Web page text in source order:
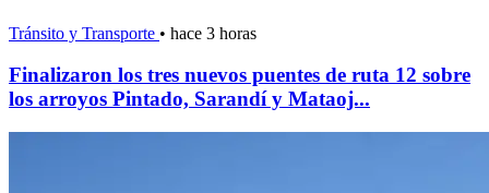
Tránsito y Transporte • hace 3 horas
Finalizaron los tres nuevos puentes de ruta 12 sobre
los arroyos Pintado, Sarandí y Mataoj...